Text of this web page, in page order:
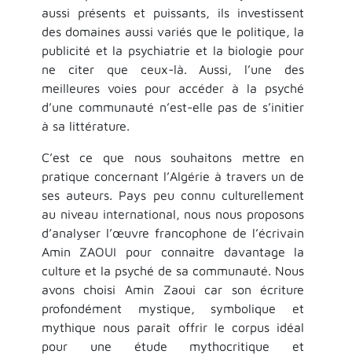
aussi présents et puissants, ils investissent
des domaines aussi variés que le politique, la
publicité et la psychiatrie et la biologie pour
ne citer que ceux-là. Aussi, l’une des
meilleures voies pour accéder à la psyché
d’une communauté n’est-elle pas de s’initier
à sa littérature.
C’est ce que nous souhaitons mettre en
pratique concernant l’Algérie à travers un de
ses auteurs. Pays peu connu culturellement
au niveau international, nous nous proposons
d’analyser l’œuvre francophone de l’écrivain
Amin ZAOUI pour connaitre davantage la
culture et la psyché de sa communauté. Nous
avons choisi Amin Zaoui car son écriture
profondément mystique, symbolique et
mythique nous paraît offrir le corpus idéal
pour une étude mythocritique et